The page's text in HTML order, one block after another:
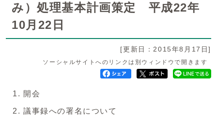
み）処理基本計画策定 平成22年
10月22日
[更新日：2015年8月17日]
ソーシャルサイトへのリンクは別ウィンドウで開きます
開会
議事録への署名について